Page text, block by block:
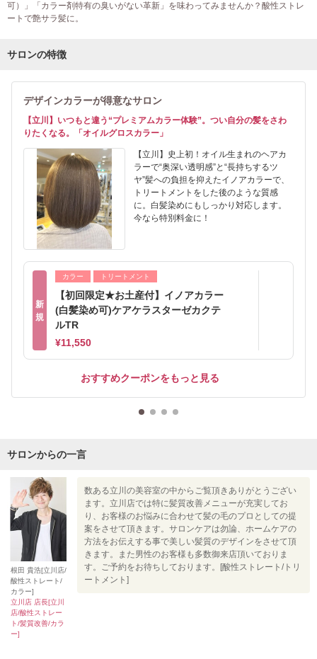
可）」「カラー剤特有の臭いがない革新」を味わってみませんか？酸性ストレ
ートで艶サラ髪に。
サロンの特徴
デザインカラーが得意なサロン
【立川】いつもと違う“プレミアムカラー体験”。つい自分の髪をさわ
りたくなる。「オイルグロスカラー」
【立川】史上初！オイル生まれのヘアカ
ラーで“奥深い透明感”と“長持ちするツ
ヤ”髪への負担を抑えたイノアカラーで、
トリートメントをした後のような質感
に。白髪染めにもしっかり対応します。
今なら特別料金に！
新
規
カラー トリートメント
【初回限定★お土産付】イノアカラー
(白髪染め可)ケアケラスターゼカクテ
ルTR
¥11,550
おすすめクーポンをもっと見る
サロンからの一言
根田 貴浩[立川店/
酸性ストレート/
カラー]
立川店 店長[立川
店/酸性ストレー
ト/髪質改善/カラ
ー]
数ある立川の美容室の中からご覧頂きありがとうござい
ます。立川店では特に髪質改善メニューが充実してお
り、お客様のお悩みに合わせて髪の毛のプロとしての提
案をさせて頂きます。サロンケアは勿論、ホームケアの
方法をお伝えする事で美しい髪質のデザインをさせて頂
きます。また男性のお客様も多数御来店頂いておりま
す。ご予約をお待ちしております。[酸性ストレート/トリ
ートメント]